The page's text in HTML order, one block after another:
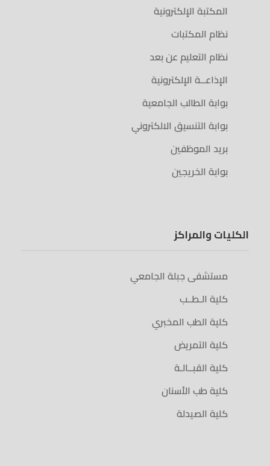
المكتبة الإلكترونية
نظام المكتبات
نظام التعليم عن بعد
الإذاعــة الإلكترونية
بوابة الطالب الجامعية
بوابة التنسيق الالكتروني
بريد الموظفين
بوابة الخريجين
الكليات والمراكز
مستشفى جبلة الجامعي
كلية الـطــب
كلية الطب المخبري
كلية التمريض
كلية القبــالـة
كلية طب الأسنان
كلية الصيدلة